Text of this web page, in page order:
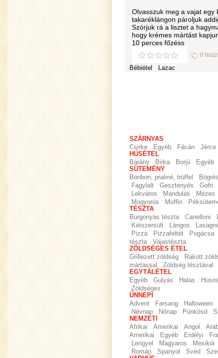
Olvasszuk meg a vajat egy
takaréklángon pároljuk
Szórjuk rá a lisztet a
hogy krémes mártást
10 perces főzéss
0
Bébiétel
Lazac
SZÁRNYAS
Csirke
Egyéb Fácán
Jérce
HÚSÉTEL
Bárány
Birka Borjú
Egyéb
SÜTEMÉNY
Bonbon, praliné, trüffel
Fagylalt
Gesztenyés
Gofri
Lekváros
Mandulás
Mézes
Mogyorós
Muffin
TÉSZTA
Burgonyás tészta
Canelloni
Kétszersült
Lángos
Pizza
Pizzafeltét
Pogácsa
tészta
Vajastészta
ZÖLDSÉGES ÉTEL
Grillezett zöldség
Rakott
mártással
Zöldség tésztával
EGYTÁLÉTEL
Egyéb
Gulyás Halas
Zöldséges
ÜNNEPI
Advent
Farsang
Halloween
Névnap
Nőnap Pünkösd
NEMZETI
Afrikai
Amerikai Angol
Amerikai
Egyéb Erdélyi
Lengyel
Magyaros
Mexikói
Román
Spanyol Svéd